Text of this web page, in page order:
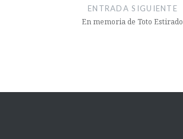
ENTRADA SIGUIENTE
En memoria de Toto Estirado